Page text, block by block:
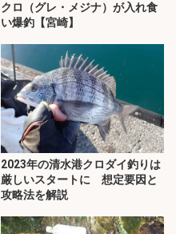
クロ（グレ・メジナ）が入れ食
い爆釣【宮崎】
2023年の清水港クロダイ釣りは
厳しいスタートに 想定要因と
攻略法を解説